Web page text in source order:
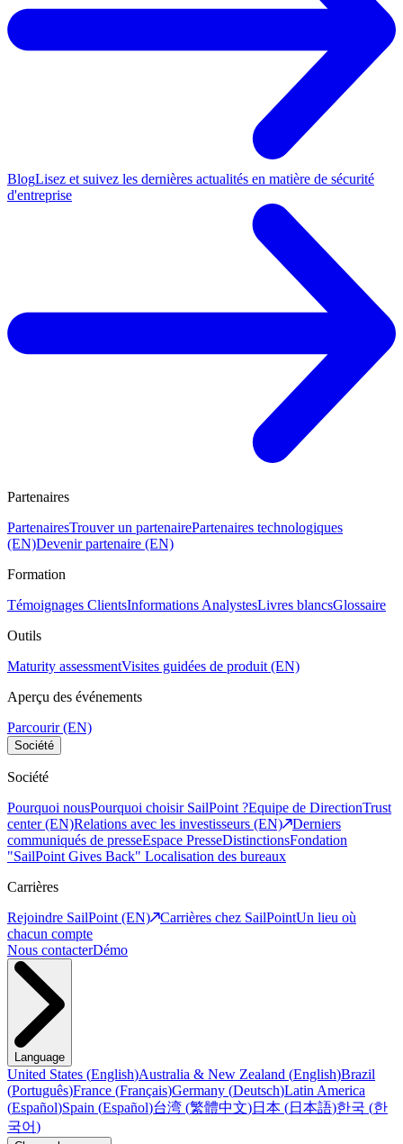
BlogLisez et suivez les dernières actualités en matière de sécurité
d'entreprise
Partenaires
PartenairesTrouver un partenairePartenaires technologiques
(EN)Devenir partenaire (EN)
Formation
Témoignages ClientsInformations AnalystesLivres blancsGlossaire
Outils
Maturity assessmentVisites guidées de produit (EN)
Aperçu des événements
Parcourir (EN)
Société
Société
Pourquoi nousPourquoi choisir SailPoint ?Equipe de DirectionTrust
center (EN)Relations avec les investisseurs (EN)
Derniers
communiqués de presseEspace PresseDistinctionsFondation
"SailPoint Gives Back" Localisation des bureaux
Carrières
Rejoindre SailPoint (EN)
Carrières chez SailPointUn lieu où
chacun compte
Nous contacterDémo
Language
United States (English)Australia & New Zealand (English)Brazil
(Português)France (Français)Germany (Deutsch)Latin America
(Español)Spain (Español)台湾 (繁體中文)日本 (日本語)한국 (한
국어)